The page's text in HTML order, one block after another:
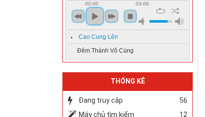
00:00 03:06
Cao Cung Lên
Đêm Thánh Vô Cùng
THỐNG KÊ
Đang truy cập
56
Máy chủ tìm kiếm
12